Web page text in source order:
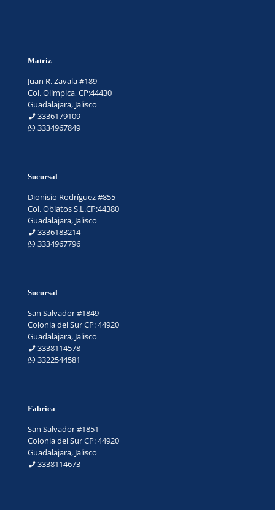
Matríz
Juan R. Zavala #189
Col. Olímpica, CP:44430
Guadalajara, Jalisco
3336179109
3334967849
Sucursal
Dionisio Rodríguez #855
Col. Oblatos S.L.CP:44380
Guadalajara, Jalisco
3336183214
3334967796
Sucursal
San Salvador #1849
Colonia del Sur CP: 44920
Guadalajara, Jalisco
3338114578
3322544581
Fabrica
San Salvador #1851
Colonia del Sur CP: 44920
Guadalajara, Jalisco
3338114673